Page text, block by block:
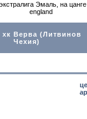
Эмаль, на
england
хк Верва (Литвинов
Чехия)